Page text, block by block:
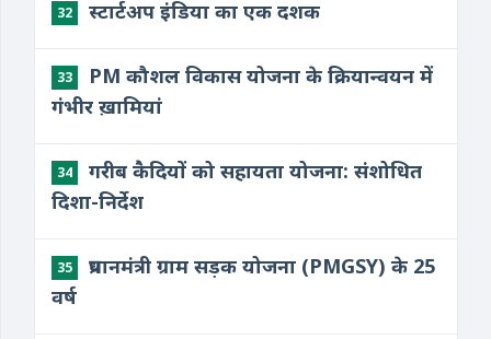
32 स्टार्टअप इंडिया का एक दशक
33
PM कौशल विकास योजना के क्रियान्वयन में
गंभीर ख़ामियां
34
गरीब कैदियों को सहायता योजना: संशोधित
दिशा-निर्देश
35
प्रधानमंत्री ग्राम सड़क योजना (PMGSY) के 25
वर्ष